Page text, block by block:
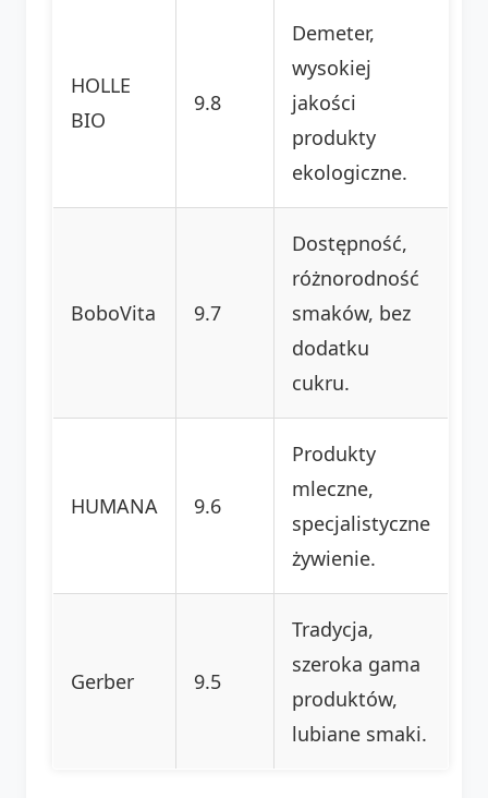
HOLLE
BIO
9.8
Demeter,
wysokiej
jakości
produkty
ekologiczne.
BoboVita 9.7
Dostępność,
różnorodność
smaków, bez
dodatku
cukru.
HUMANA 9.6
Produkty
mleczne,
specjalistyczne
żywienie.
Gerber 9.5
Tradycja,
szeroka gama
produktów,
lubiane smaki.